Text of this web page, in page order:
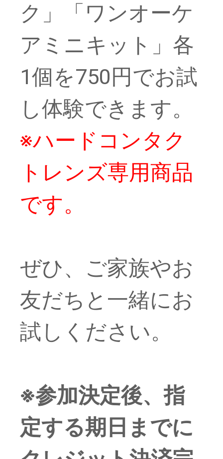
ク」「ワンオーケ
アミニキット」各
1個を750円でお試
し体験できます。
※ハードコンタク
トレンズ専用商品
です。
ぜひ、ご家族やお
友だちと一緒にお
試しください。
※参加決定後、指
定する期日までに